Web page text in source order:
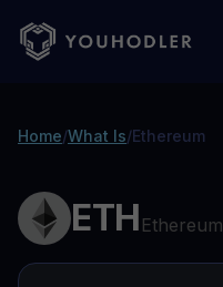
Home/What Is/Ethereum
ETH Ethereum